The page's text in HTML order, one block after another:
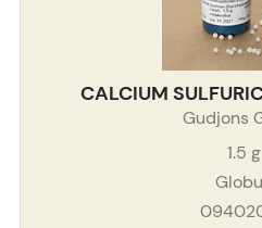
CALCIUM
Gudjons
1.5 g